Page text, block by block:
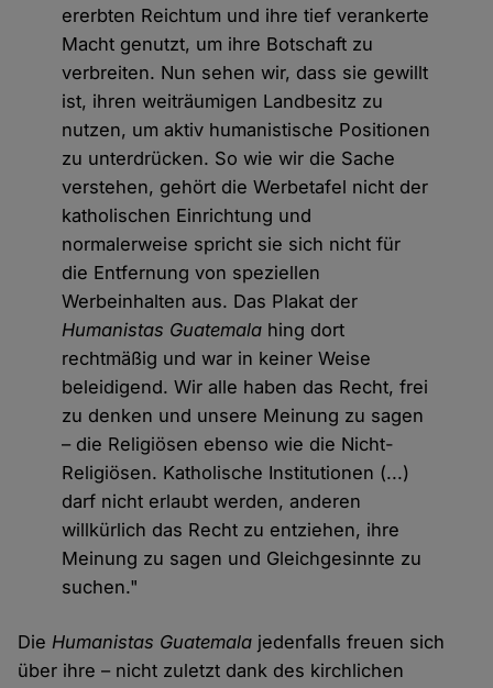
ererbten Reichtum und ihre tief verankerte
Macht genutzt, um ihre Botschaft zu
verbreiten. Nun sehen wir, dass sie gewillt
ist, ihren weiträumigen Landbesitz zu
nutzen, um aktiv humanistische Positionen
zu unterdrücken. So wie wir die Sache
verstehen, gehört die Werbetafel nicht der
katholischen Einrichtung und
normalerweise spricht sie sich nicht für
die Entfernung von speziellen
Werbeinhalten aus. Das Plakat der
Humanistas Guatemala hing dort
rechtmäßig und war in keiner Weise
beleidigend. Wir alle haben das Recht, frei
zu denken und unsere Meinung zu sagen
– die Religiösen ebenso wie die Nicht-
Religiösen. Katholische Institutionen (...)
darf nicht erlaubt werden, anderen
willkürlich das Recht zu entziehen, ihre
Meinung zu sagen und Gleichgesinnte zu
suchen."
DieHumanistas Guatemala jedenfalls freuen sich
über ihre – nicht zuletzt dank des kirchlichen